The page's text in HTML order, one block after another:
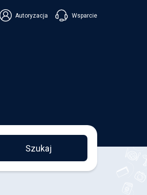
Autoryzacja Wsparcie
Czatuj w Messengerze
Szukaj